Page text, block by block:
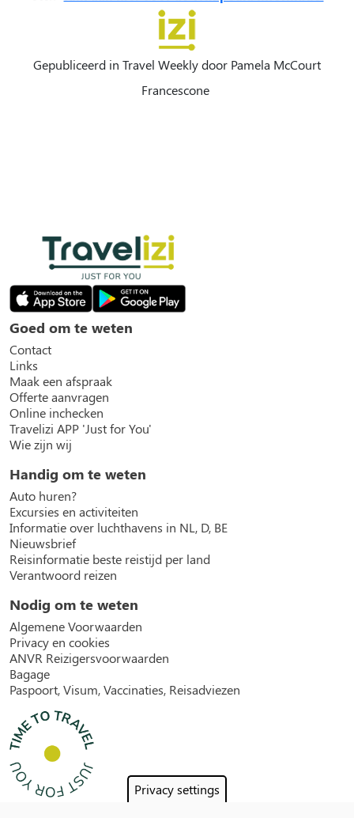
Privacy settings
Gepubliceerd in Travel Weekly door Pamela McCourt
Francescone
Goed om te weten
Contact
Links
Maak een afspraak
Offerte aanvragen
Online inchecken
Travelizi APP 'Just for You'
Wie zijn wij
Handig om te weten
Auto huren?
Excursies en activiteiten
Informatie over luchthavens in NL, D, BE
Nieuwsbrief
Reisinformatie beste reistijd per land
Verantwoord reizen
Nodig om te weten
Algemene Voorwaarden
Privacy en cookies
ANVR Reizigersvoorwaarden
Bagage
Paspoort, Visum, Vaccinaties, Reisadviezen